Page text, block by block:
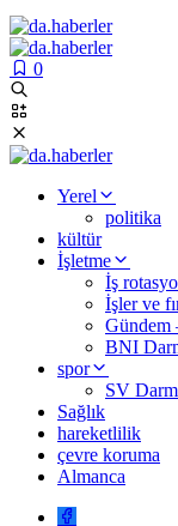
0
Yerel
politika
kültür
İşletme
İş
İşler ve
Gündem
BNI
spor
SV
Sağlık
hareketlilik
çevre koruma
Almanca